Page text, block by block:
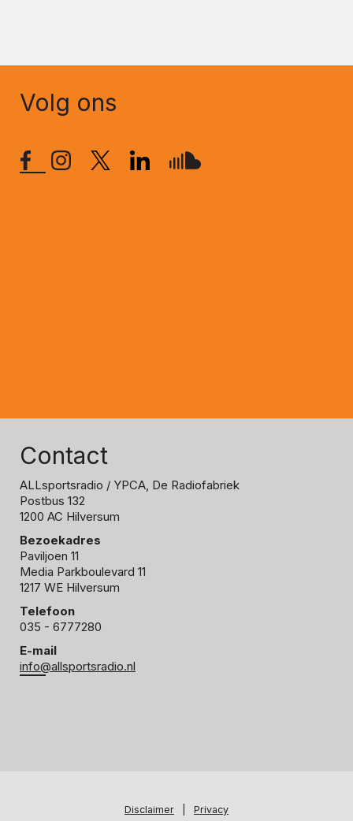
Volg ons
Contact
ALLsportsradio / YPCA, De Radiofabriek
Postbus 132
1200 AC Hilversum
Bezoekadres
Paviljoen 11
Media Parkboulevard 11
1217 WE Hilversum
Telefoon
035 - 6777280
E-mail
info@allsportsradio.nl
Disclaimer Privacy